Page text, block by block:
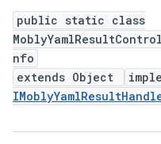
public static class
nfo
extends Object